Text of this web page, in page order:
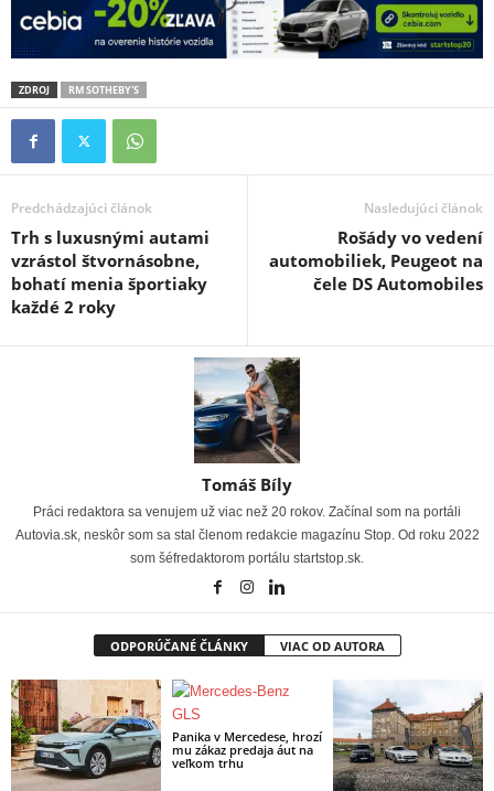
ZDROJ RM SOTHEBY'S
Predchádzajúci článok
Trh s luxusnými autami
vzrástol štvornásobne,
bohatí menia športiaky
každé 2 roky
Nasledujúci článok
Rošády vo vedení
automobiliek, Peugeot na
čele DS Automobiles
Tomáš Bíly
Práci redaktora sa venujem už viac než 20 rokov. Začínal som na portáli
Autovia.sk, neskôr som sa stal členom redakcie magazínu Stop. Od roku 2022
som šéfredaktorom portálu startstop.sk.
ODPORÚČANÉ ČLÁNKY VIAC OD AUTORA
Panika v Mercedese, hrozí
mu zákaz predaja áut na
veľkom trhu